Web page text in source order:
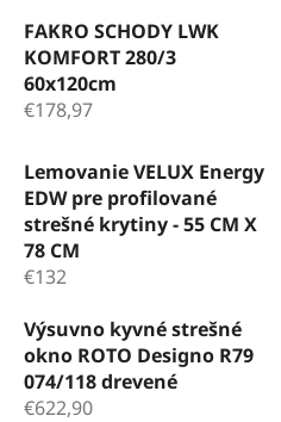
FAKRO SCHODY LWK
KOMFORT 280/3
60x120cm
€178,97
Lemovanie VELUX Energy
EDW pre profilované
strešné krytiny - 55 CM X
78 CM
€132
Výsuvno kyvné strešné
okno ROTO Designo R79
074/118 drevené
€622,90